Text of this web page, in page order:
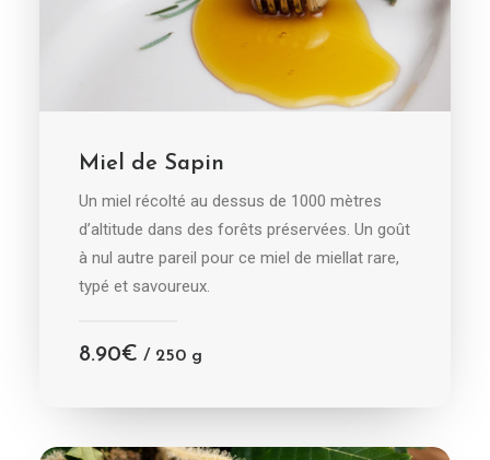
Miel de Sapin
Un miel récolté au dessus de 1000 mètres
d’altitude dans des forêts préservées. Un goût
à nul autre pareil pour ce miel de miellat rare,
typé et savoureux.
8.90€ / 250 g